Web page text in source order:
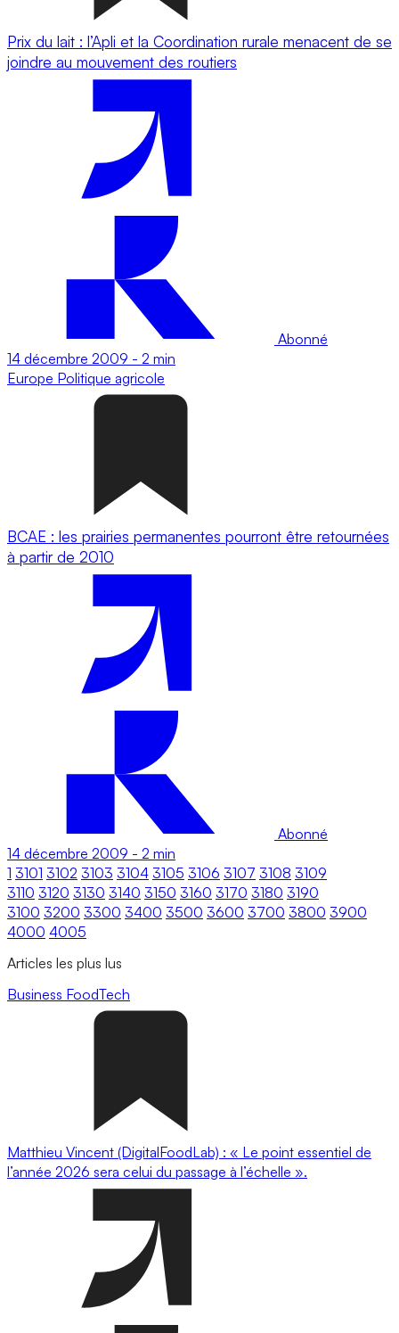
Prix du lait : l’Apli et la Coordination rurale menacent de se
joindre au mouvement des routiers
Abonné
14 décembre 2009 - 2 min
Europe Politique agricole
BCAE : les prairies permanentes pourront être retournées
à partir de 2010
Abonné
14 décembre 2009 - 2 min
1 3101 3102 3103 3104 3105 3106 3107 3108 3109
3110 3120 3130 3140 3150 3160 3170 3180 3190
3100 3200 3300 3400 3500 3600 3700 3800 3900
4000 4005
Articles les plus lus
Business FoodTech
Matthieu Vincent (DigitalFoodLab) : « Le point essentiel de
l’année 2026 sera celui du passage à l’échelle ».